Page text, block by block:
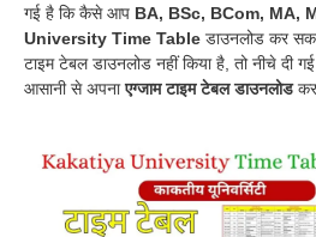
गई है कि कैसे आप BA, BSc, BCom, MA,
University Time Table डाउनलोड कर
टाइम टेबल डाउनलोड नहीं किया है, तो नीचे दी
आसानी से अपनाएग्जाम टाइम टेबल डाउनलोड